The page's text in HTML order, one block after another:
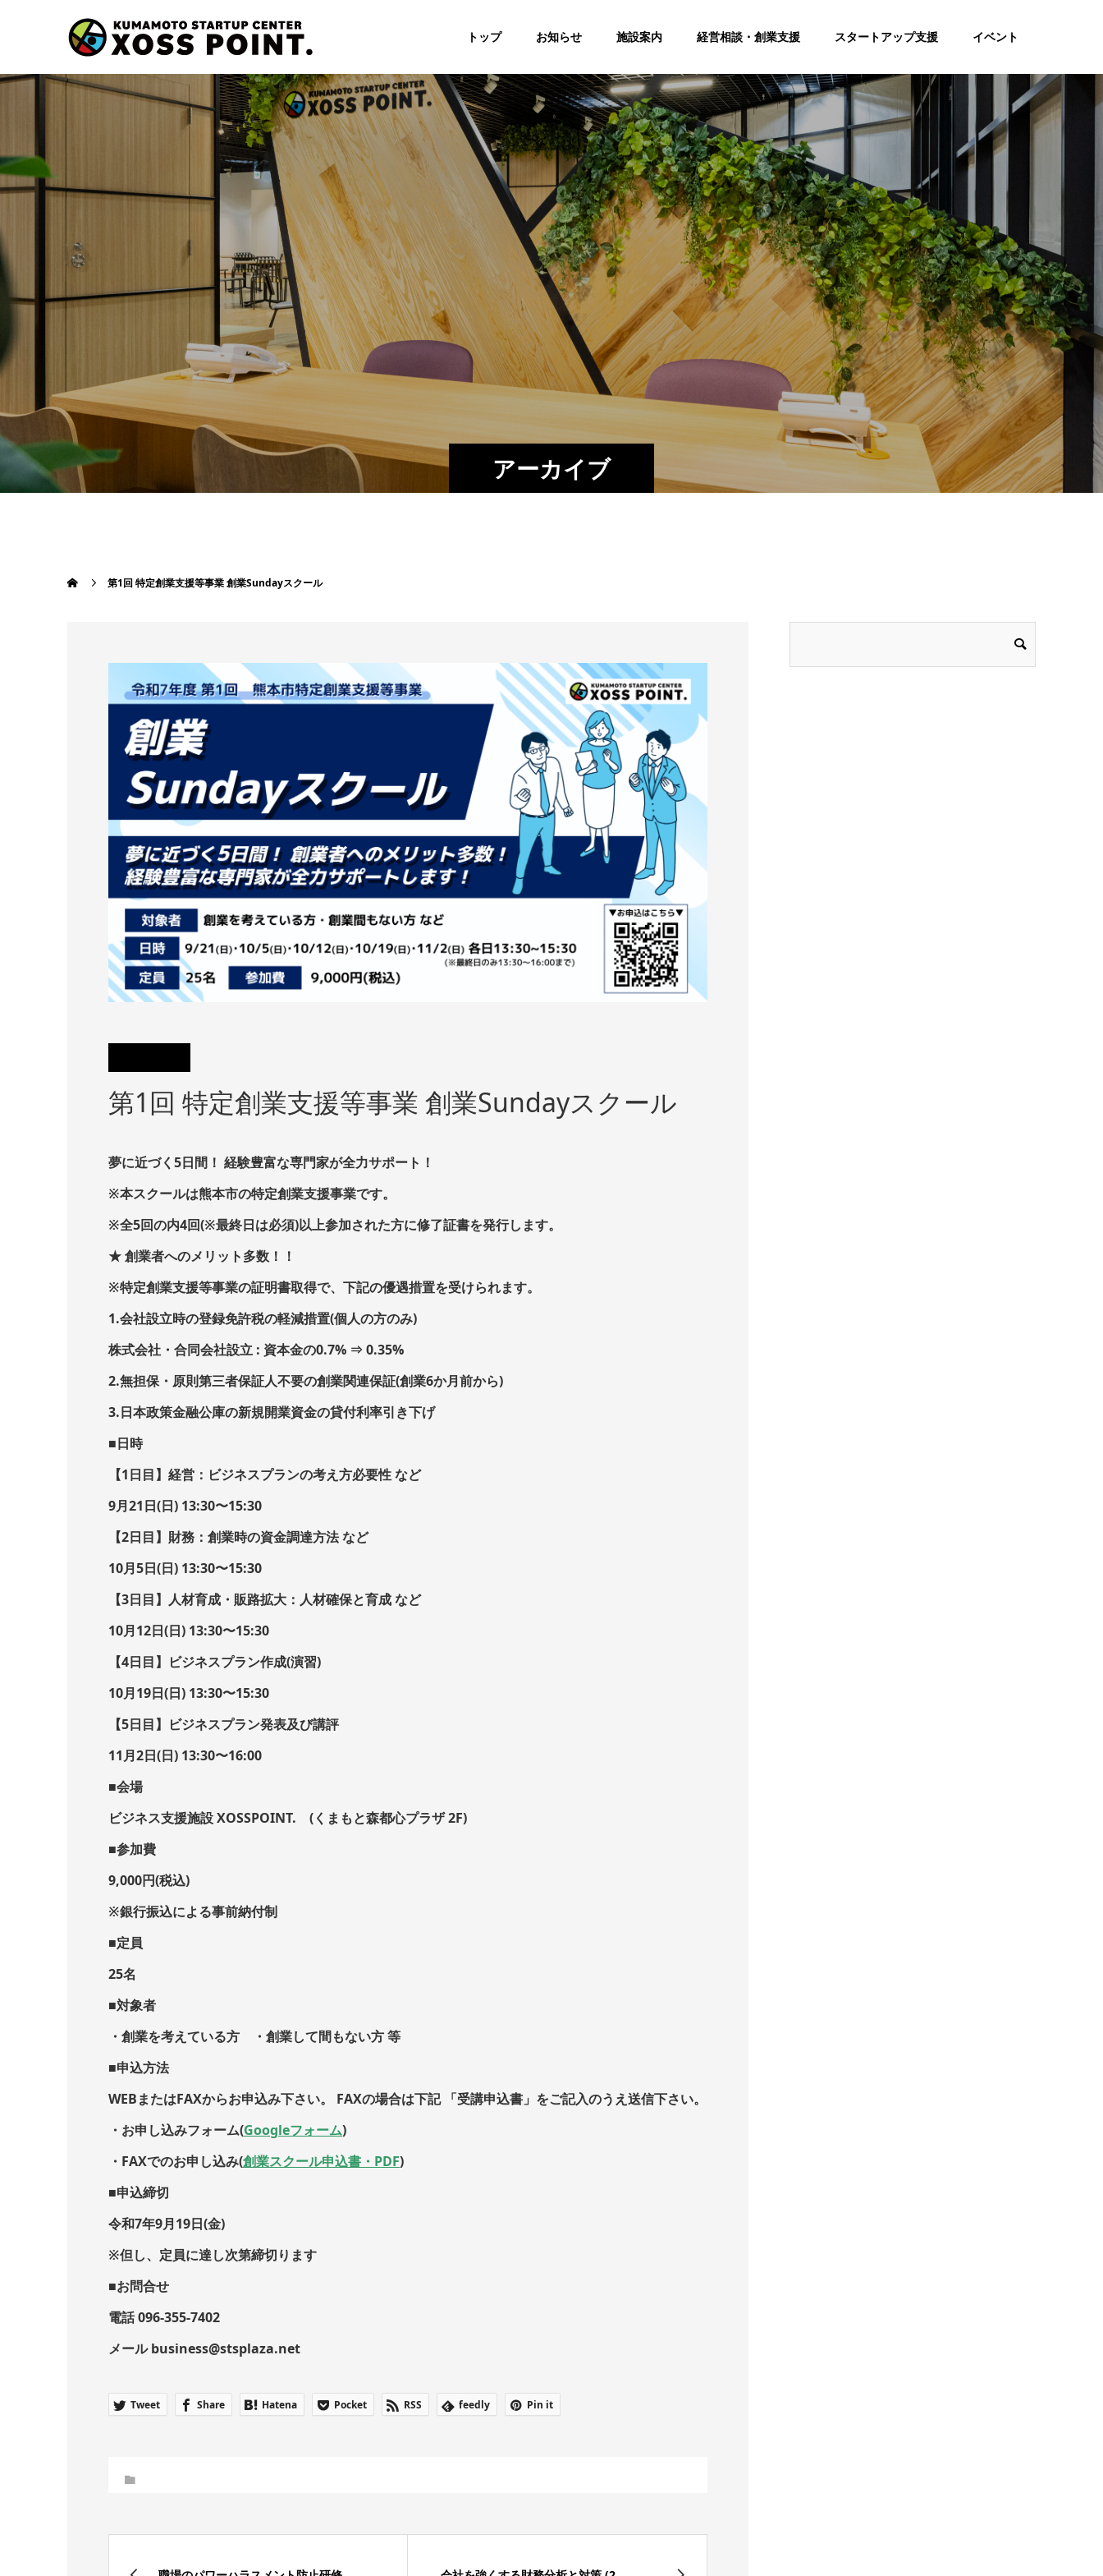
トップ お知らせ 施設案内 経営相談・創業支援 スタートアップ支援 イベント
アーカイブ
第1回 特定創業支援等事業 創業Sundayスクール
第1回 特定創業支援等事業 創業Sundayスクール
夢に近づく5日間！ 経験豊富な専門家が全力サポート！
※本スクールは熊本市の特定創業支援事業です。
※全5回の内4回(※最終日は必須)以上参加された方に修了証書を発行します。
★ 創業者へのメリット多数！！
※特定創業支援等事業の証明書取得で、下記の優遇措置を受けられます。
1.会社設立時の登録免許税の軽減措置(個人の方のみ)
株式会社・合同会社設立 : 資本金の0.7% ⇒ 0.35%
2.無担保・原則第三者保証人不要の創業関連保証(創業6か月前から)
3.日本政策金融公庫の新規開業資金の貸付利率引き下げ
■日時
【1日目】経営：ビジネスプランの考え方必要性 など
9月21日(日) 13:30〜15:30
【2日目】財務：創業時の資金調達方法 など
10月5日(日) 13:30〜15:30
【3日目】人材育成・販路拡大：人材確保と育成 など
10月12日(日) 13:30〜15:30
【4日目】ビジネスプラン作成(演習)
10月19日(日) 13:30〜15:30
【5日目】ビジネスプラン発表及び講評
11月2日(日) 13:30〜16:00
■会場
ビジネス支援施設 XOSSPOINT. (くまもと森都心プラザ 2F)
■参加費
9,000円(税込)
※銀行振込による事前納付制
■定員
25名
■対象者
・創業を考えている方 ・創業して間もない方 等
■申込方法
WEBまたはFAXからお申込み下さい。 FAXの場合は下記 「受講申込書」をご記入のうえ送信下さい。
・お申し込みフォーム(Googleフォーム)
・FAXでのお申し込み(創業スクール申込書・PDF)
■申込締切
令和7年9月19日(金)
※但し、定員に達し次第締切ります
■お問合せ
電話 096-355-7402
メール business@stsplaza.net
Tweet Share Hatena Pocket RSS feedly Pin it